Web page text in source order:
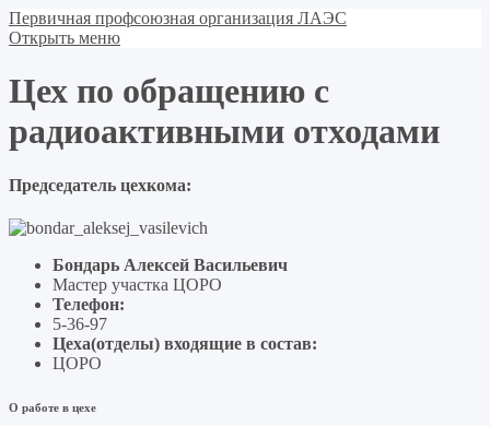
Первичная профсоюзная организация ЛАЭС
Открыть меню
Цех по обращению с
радиоактивными отходами
Председатель цехкома:
Бондарь Алексей Васильевич
Мастер участка ЦОРО
Телефон:
5-36-97
Цеха(отделы) входящие в состав:
ЦОРО
О работе в цехе